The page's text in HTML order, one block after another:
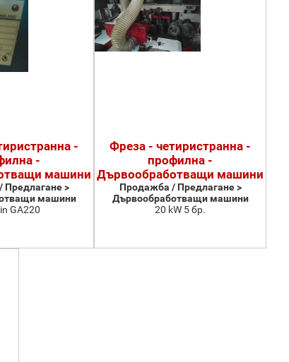
-
-
машини
>
машини
GA220
Фреза - четиристранна -
профилна -
Дървообработващи машини
Продажба / Предлагане >
Дървообработващи машини
20 kW 5 бр.